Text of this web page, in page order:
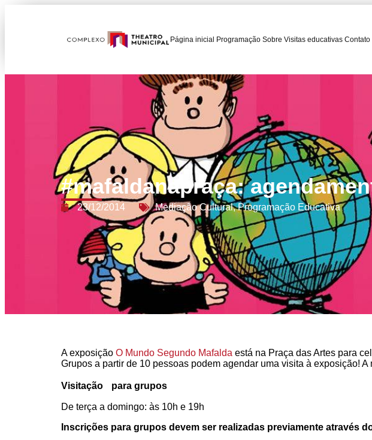
Página inicial Programação Sobre Visitas educativas Contato
#mafaldanapraça:
23/12/2014 Mediação Cultural,Programação Educativa
A exposição O Mundo Segundo Mafalda está na Praça das Artes para
Grupos a partir de 10 pessoas podem agendar uma visita à exposição!
Visitação para grupos
De terça a domingo: às 10h e 19h
Inscrições para grupos devem ser realizadas previamente através